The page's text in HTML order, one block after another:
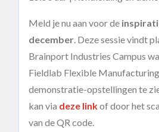
Meld je nu aan voor de
december. Deze sessie vindt
Brainport Industries Campus
Fieldlab Flexible
demonstratie-opstellingen te
kan via deze linkof door het
van de QR code.